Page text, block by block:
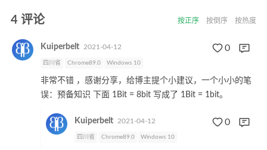
4 评论 按正序 按倒序 按热度
Kuiperbelt 2021-04-12 0
四川省 Chrome89.0 Windows 10
非常不错 ，感谢分享，给博主提个小建议，一个小小的笔
误：预备知识 下面 1Bit = 8bit 写成了 1Bit = 1bit。
Kuiperbelt 2021-04-12 0
四川省 Chrome89.0 Windows 10